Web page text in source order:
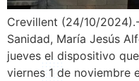
Crevillent (24/10/
Sanidad, María Jesús
jueves el dispositivo
viernes 1 de noviembre